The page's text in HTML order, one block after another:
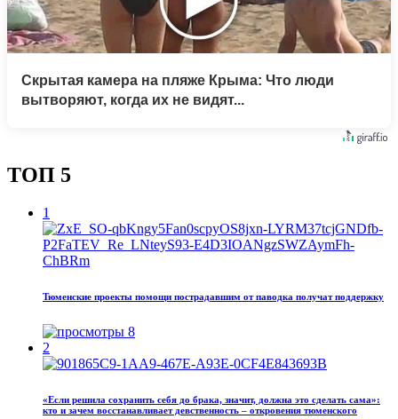
Скрытая камера на пляже Крыма: Что люди
вытворяют, когда их не видят...
ТОП 5
1
Тюменские проекты помощи пострадавшим от паводка получат поддержку
8
2
«Если решила сохранить себя до брака, значит, должна это сделать сама»:
кто и зачем восстанавливает девственность – откровения тюменского